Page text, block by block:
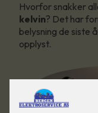
Hvorfor snakker
kelvin? Det har
belysning de siste
opplyst.